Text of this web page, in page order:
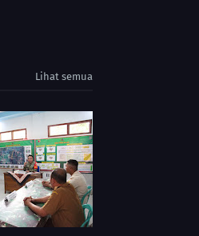
Lihat semua